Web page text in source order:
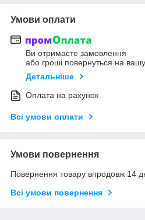
Умови оплати
Ви отримаєте замовлення
або гроші повернуться на
Детальніше
Оплата на рахунок
Всі умови оплати
Умови повернення
Повернення товару впродовж 14
Всі умови повернення